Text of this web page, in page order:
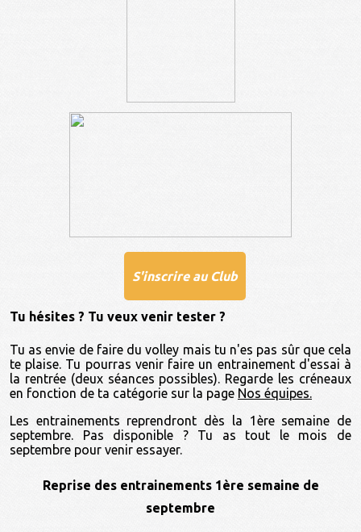
S'inscrire au Club
Tu hésites ? Tu veux venir tester ?
Tu as envie de faire du volley mais tu n'es pas sûr que cela
te plaise. Tu pourras venir faire un entrainement d'essai à
la rentrée (deux séances possibles). Regarde les créneaux
en fonction de ta catégorie sur la page Nos équipes.
Les entrainements reprendront dès la 1ère semaine de
septembre. Pas disponible ? Tu as tout le mois de
septembre pour venir essayer.
Reprise des entrainements 1ère semaine de
septembre